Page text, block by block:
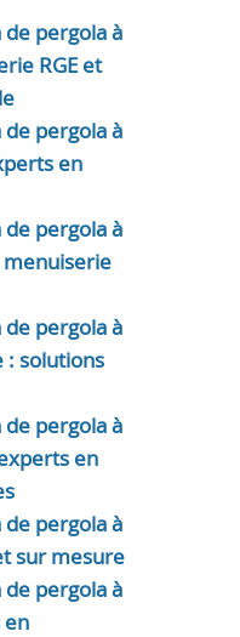
pergola à
RGE et
pergola à
en
pergola à
pergola à
: solutions
pergola à
en
pergola à
sur mesure
pergola à